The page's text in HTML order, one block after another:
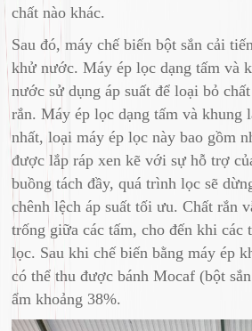
chất nào khác.
Sau đó, máy chế biến bột sắn cải
khử nước. Máy ép lọc dạng tấm và
nước sử dụng áp suất để loại bỏ
rắn. Máy ép lọc dạng tấm và khung
nhất, loại máy ép lọc này bao gồm
được lắp ráp xen kẽ với sự hỗ trợ
buồng tách đầy, quá trình lọc sẽ
chênh lệch áp suất tối ưu. Chất rắn
trống giữa các tấm, cho đến khi các
lọc. Sau khi chế biến bằng máy ép
có thể thu được bánh Mocaf (bột
ẩm khoảng 38%.